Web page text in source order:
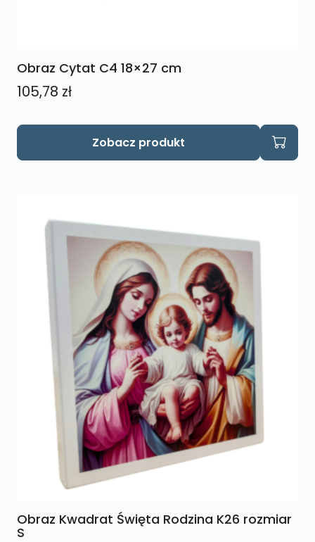
Obraz Cytat C4 18×27 cm
105,78 zł
Zobacz produkt
Obraz Kwadrat Święta Rodzina K26 rozmiar
S